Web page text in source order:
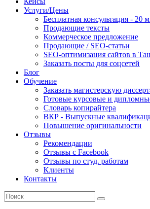
Услуги/Цены
Бесплатная консультация - 20
Продающие тексты
Коммерческое предложение
Продающие / SEO-статьи
SEO-оптимизация сайтов в
Заказать посты для соцсетей
Блог
Обучение
Заказать магистерскую
Готовые курсовые и
Словарь копирайтера
ВКР - Выпускные
Повышение оригинальности
Отзывы
Рекомендации
Отзывы с Facebook
Отзывы по студ. работам
Клиенты
Контакты